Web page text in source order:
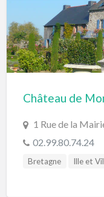
1 Rue de la
02.99.80.74.24
Bretagne Ille et